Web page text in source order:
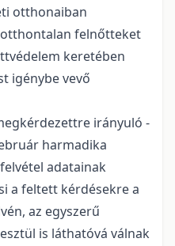
otthonaiban
felnőtteket
keretében
igénybe vevő
irányuló -
harmadika
adatainak
a feltett kérdésekre a
az egyszerű
is láthatóvá válnak